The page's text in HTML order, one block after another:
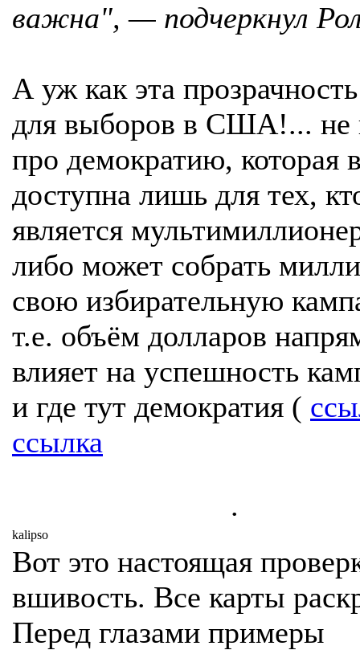
важна", — подчеркнул
А уж как эта
для выборов в США!... не
про демократию,
доступна лишь для тех,
является
либо может собрать
свою избирательную
т.е. объём долларов
влияет на успешность
и где тут демократия (
ссылка
.
kalipso
Вот это настоящая
вшивость. Все карты
Перед глазами примеры